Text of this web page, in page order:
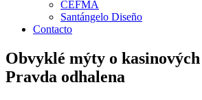
CEFMA
Santángelo Diseño
Contacto
Obvyklé mýty o
Pravda odhalena